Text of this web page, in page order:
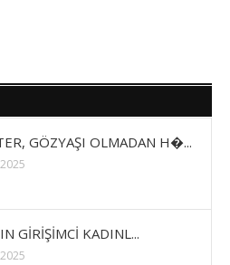
GÖZYAŞI OLMADAN H�...
GİRİŞİMCİ KADINL...